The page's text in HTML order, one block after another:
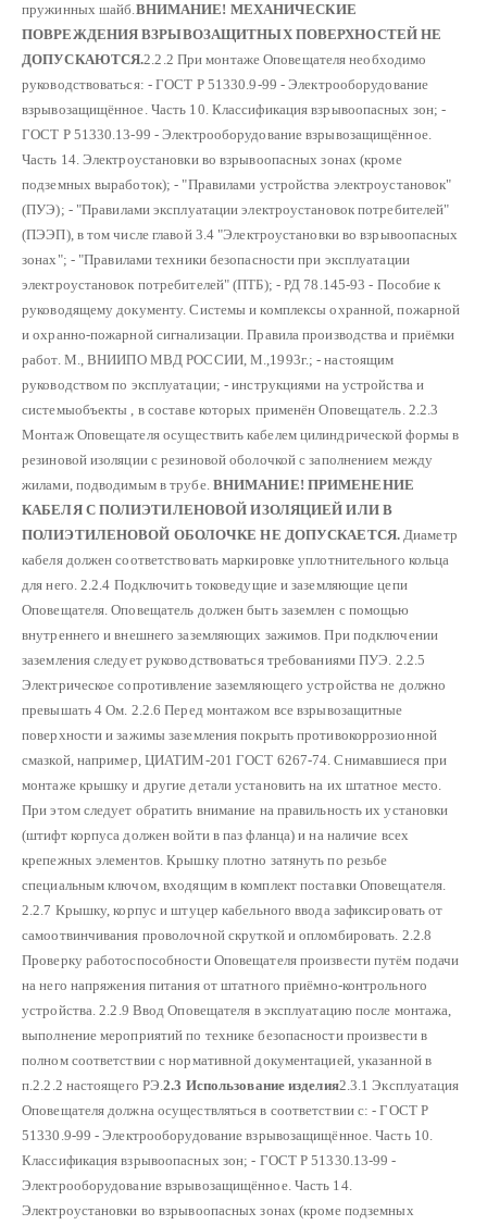
пружинных шайб. ВНИМАНИЕ! МЕХАНИЧЕСКИЕ
ПОВРЕЖДЕНИЯ ВЗРЫВОЗАЩИТНЫХ ПОВЕРХНОСТЕЙ НЕ
ДОПУСКАЮТСЯ.2.2.2 При монтаже Оповещателя необходимо
руководствоваться: - ГОСТ Р 51330.9-99 - Электрооборудование
взрывозащищённое. Часть 10. Классификация взрывоопасных зон;-
ГОСТ Р 51330.13-99 - Электрооборудование взрывозащищённое.
Часть 14. Электроустановки во взрывоопасных зонах (кроме
подземных выработок);- "Правилами устройства электроустановок"
(ПУЭ); - "Правилами эксплуатации электроустановок потребителей"
(ПЭЭП), в том числе главой 3.4 "Электроустановки во взрывоопасных
зонах"; - "Правилами техники безопасности при эксплуатации
электроустановок потребителей" (ПТБ); - РД 78.145-93 - Пособие к
руководящему документу. Системы и комплексы охранной, пожарной
и охранно-пожарной сигнализации. Правила производства и приёмки
работ. М., ВНИИПО МВД РОССИИ, М.,1993г.; - настоящим
руководством по эксплуатации; - инструкциями на устройства и
системыобъекты , в составе которых применён Оповещатель. 2.2.3
Монтаж Оповещателя осуществить кабелем цилиндрической формы в
резиновой изоляции с резиновой оболочкой с заполнением между
жилами, подводимым в трубе. ВНИМАНИЕ! ПРИМЕНЕНИЕ
КАБЕЛЯ С ПОЛИЭТИЛЕНОВОЙ ИЗОЛЯЦИЕЙ ИЛИ В
ПОЛИЭТИЛЕНОВОЙ ОБОЛОЧКЕ НЕ ДОПУСКАЕТСЯ. Диаметр
кабеля должен соответствовать маркировке уплотнительного кольца
для него. 2.2.4 Подключить токоведущие и заземляющие цепи
Оповещателя. Оповещатель должен быть заземлен с помощью
внутреннего и внешнего заземляющих зажимов. При подключении
заземления следует руководствоваться требованиями ПУЭ. 2.2.5
Электрическое сопротивление заземляющего устройства не должно
превышать 4 Ом. 2.2.6 Перед монтажом все взрывозащитные
поверхности и зажимы заземления покрыть противокоррозионной
смазкой, например, ЦИАТИМ-201 ГОСТ 6267-74. Снимавшиеся при
монтаже крышку и другие детали установить на их штатное место.
При этом следует обратить внимание на правильность их установки
(штифт корпуса должен войти в паз фланца) и на наличие всех
крепежных элементов. Крышку плотно затянуть по резьбе
специальным ключом, входящим в комплект поставки Оповещателя.
2.2.7 Крышку, корпус и штуцер кабельного ввода зафиксировать от
самоотвинчивания проволочной скруткой и опломбировать. 2.2.8
Проверку работоспособности Оповещателя произвести путём подачи
на него напряжения питания от штатного приёмно-контрольного
устройства. 2.2.9 Ввод Оповещателя в эксплуатацию после монтажа,
выполнение мероприятий по технике безопасности произвести в
полном соответствии с нормативной документацией, указанной в
п.2.2.2 настоящего РЭ.2.3 Использование изделия2.3.1 Эксплуатация
Оповещателя должна осуществляться в соответствии с:- ГОСТ Р
51330.9-99 - Электрооборудование взрывозащищённое. Часть 10.
Классификация взрывоопасных зон;- ГОСТ Р 51330.13-99 -
Электрооборудование взрывозащищённое. Часть 14.
Электроустановки во взрывоопасных зонах (кроме подземных